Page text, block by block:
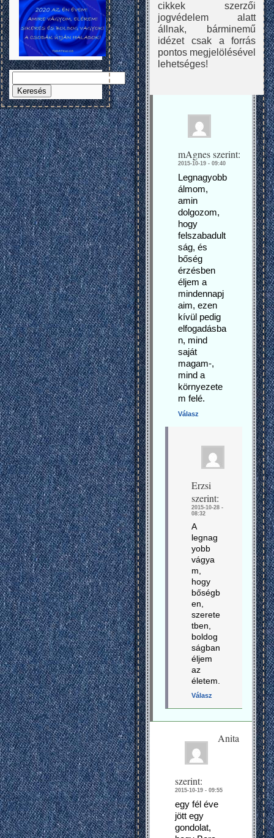
cikkek szerzői
jogvédelem alatt
állnak, bárminemű
idézet csak a forrás
pontos megjelölésével
lehetséges!
mAgnes szerint:
2015-10-19 - 09:40
Legnagyobb
álmom,
amin
dolgozom,
hogy
felszabadult
ság, és
bőség
érzésben
éljem a
mindennapj
aim, ezen
kívül pedig
elfogadásba
n, mind
saját
magam-,
mind a
környezete
m felé.
Válasz
Erzsi
szerint:
2015-10-28 -
08:32
A
legnag
yobb
vágya
m,
hogy
bőségb
en,
szerete
tben,
boldog
ságban
éljem
az
életem.
Válasz
Anita
szerint:
2015-10-19 - 09:55
egy fél éve
jött egy
gondolat,